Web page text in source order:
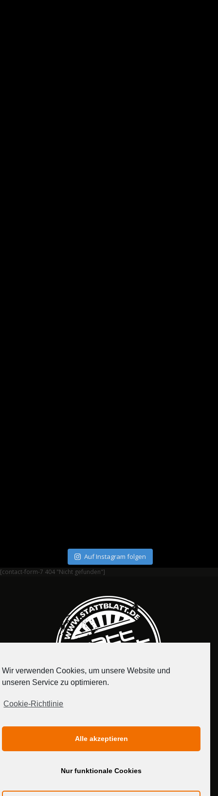
Auf Instagram folgen
[contact-form-7 404 "Nicht gefunden"]
MEDIADATEN
Wir verwenden Cookies, um unsere Website und
unseren Service zu optimieren.
Cookie-Richtlinie
Alle akzeptieren
Nur funktionale Cookies